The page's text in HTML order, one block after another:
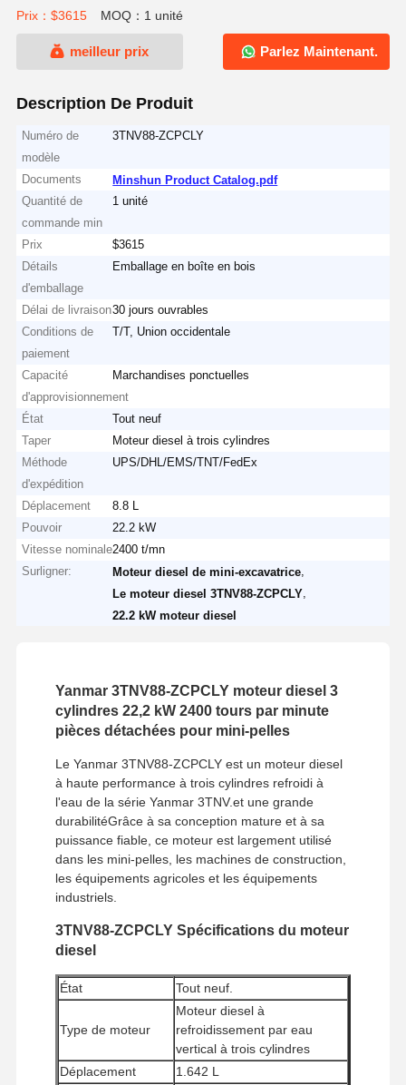
Prix：$3615 MOQ：1 unité
meilleur prix Parlez Maintenant.
Description De Produit
Numéro de
modèle
3TNV88-ZCPCLY
Documents
Minshun Product Catalog.pdf
Quantité de
commande min
1 unité
Prix
$3615
Détails
d'emballage
Emballage en boîte en bois
Délai de livraison30 jours ouvrables
Conditions de
paiement
T/T, Union occidentale
Capacité
d'approvisionnement
Marchandises ponctuelles
État
Tout neuf
Taper
Moteur diesel à trois cylindres
Méthode
d'expédition
UPS/DHL/EMS/TNT/FedEx
Déplacement
8.8 L
Pouvoir
22.2 kW
Vitesse nominale2400 t/mn
Surligner:
Moteur diesel de mini-excavatrice
Le moteur diesel 3TNV88-ZCPCLY
22.2 kW moteur diesel
Yanmar 3TNV88-ZCPCLY moteur diesel 3
cylindres 22,2 kW 2400 tours par minute
pièces détachées pour mini-pelles
Le Yanmar 3TNV88-ZCPCLY est un moteur diesel
à haute performance à trois cylindres refroidi à
l'eau de la série Yanmar 3TNV.et une grande
durabilitéGrâce à sa conception mature et à sa
puissance fiable, ce moteur est largement utilisé
dans les mini-pelles, les machines de construction,
les équipements agricoles et les équipements
industriels.
3TNV88-ZCPCLY Spécifications du moteur
diesel
État Tout neuf.
Type de moteur
Moteur diesel à
refroidissement par eau
vertical à trois cylindres
Déplacement
1.642 L